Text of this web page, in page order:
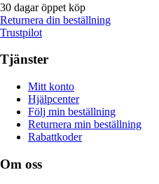
30 dagar öppet köp
Returnera din beställning
Trustpilot
Tjänster
Mitt konto
Hjälpcenter
Följ min beställning
Returnera min beställning
Rabattkoder
Om oss